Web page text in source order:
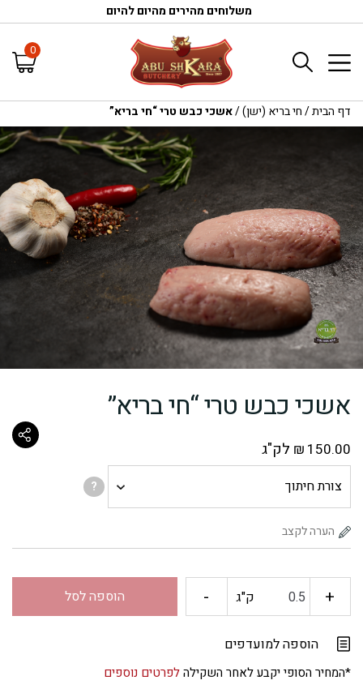
משלוחים מהירים מהיום להיום
0
דף הבית/חי בריא (ישן)/אשכי כבש טרי “חי בריא”
אשכי כבש טרי “חי בריא”
₪ 150.00 לק"ג
חיתוך
?
+ כמות
אשכי
ק"ג - הוספה לסל
הוספה למועדפים
*המחיר הסופי יקבע לאחר השקילהלפרטים נוספים